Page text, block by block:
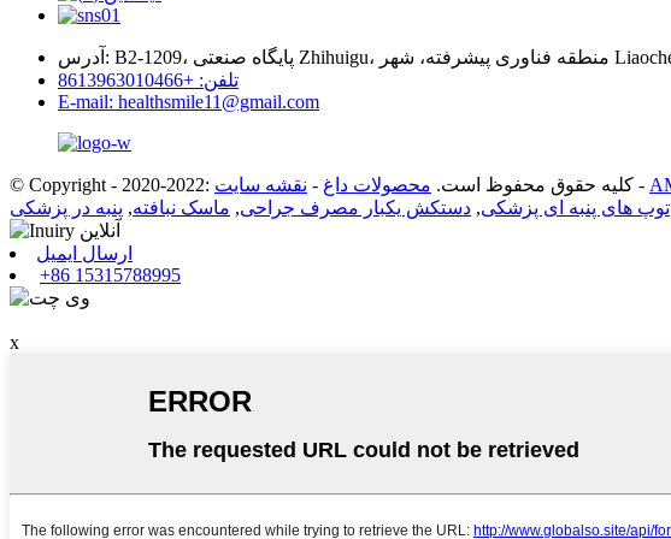
تلفن: +8613963010466
E-mail: healthsmile11@gmail.com
© Copyright - 2020-2022: کلیه حقوق محفوظ است. محصولات داغ - نقشه سایت -
توپ های پنبه ای پزشکی, دستکش یکبار مصرف جراحی, ماسک نبافته, پنبه در پزشکی
ارسال ایمیل
+86 15315788995
x